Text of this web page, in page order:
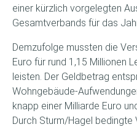
einer kürzlich vorgelegten
Gesamtverbands für das
Demzufolge mussten die
Euro für rund 1,15 Millionen
leisten. Der Geldbetrag
Wohngebäude-
knapp einer Milliarde Euro
Durch Sturm/Hagel